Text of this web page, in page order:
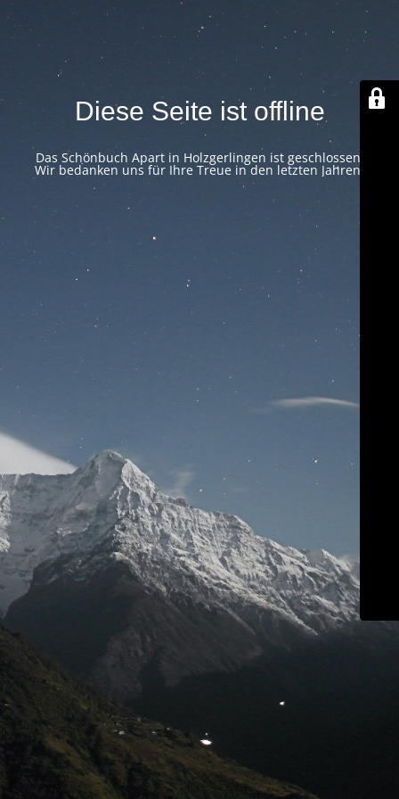
Diese Seite ist offline
Das Schönbuch Apart in Holzgerlingen ist geschlossen.
Wir bedanken uns für Ihre Treue in den letzten Jahren!